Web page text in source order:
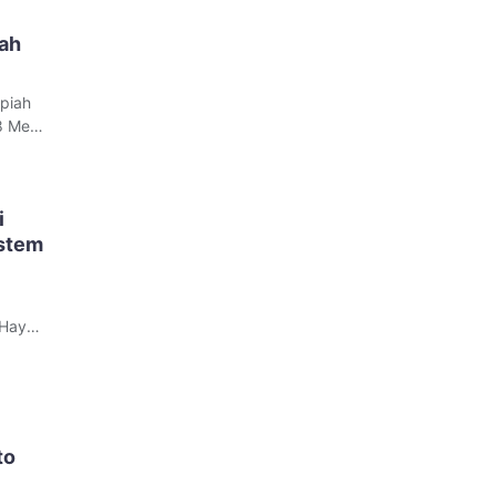
Mei